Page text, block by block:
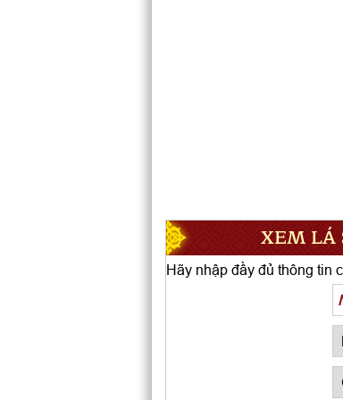
XEM LÁ
Hãy nhập đầy đủ thông tin